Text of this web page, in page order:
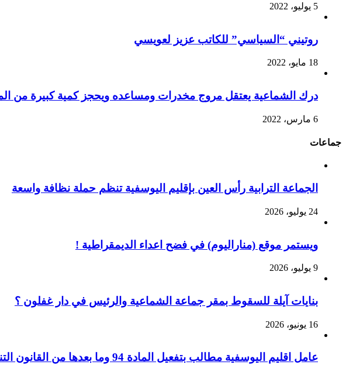
5 يوليو، 2022
روتيني “السياسي” للكاتب عزيز لعويسي
18 مايو، 2022
درك الشماعية يعتقل مروج مخدرات ومساعده ويحجز كمية كبيرة من
6 مارس، 2022
جماعات
الجماعة الترابية رأس العين بإقليم اليوسفية تنظم حملة نظافة واسعة
24 يوليو، 2026
ويستمر موقع (مناراليوم) في فضح اعداء الديمقراطية !
9 يوليو، 2026
بنايات آيلة للسقوط بمقر جماعة الشماعية والرئيس في دار غفلون ؟
16 يونيو، 2026
عامل اقليم اليوسفية مطالب بتفعيل المادة 94 وما بعدها من القانون التنظيمي رقم 113.14 لزجر الاستغلال الجسيم للسيارات الجماعية بالإقليم ؟